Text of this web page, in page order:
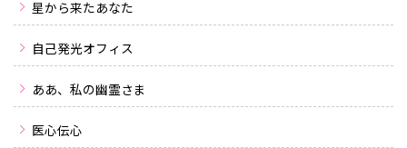
星から来たあなた
自己発光オフィス
ああ、私の幽霊さま
医心伝心